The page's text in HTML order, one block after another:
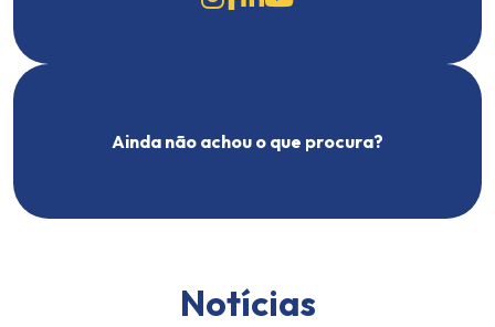
Ainda não achou o que procura?
Notícias